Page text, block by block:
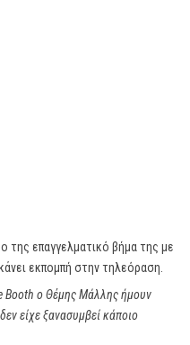
της επαγγελματικό βήμα της με
εκπομπή στην τηλεόραση.
Booth ο Θέμης Μάλλης ήμουν
είχε ξανασυμβεί κάποιο